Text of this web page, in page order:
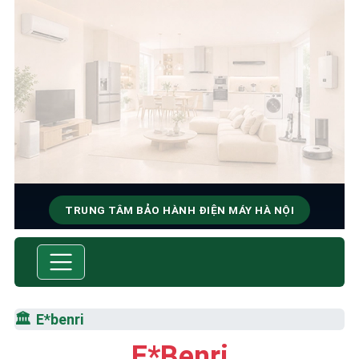
TRUNG TÂM BẢO HÀNH ĐIỆN MÁY HÀ NỘI
SỬA CHỮA & BẢO HÀNH
🏛️ E*benri